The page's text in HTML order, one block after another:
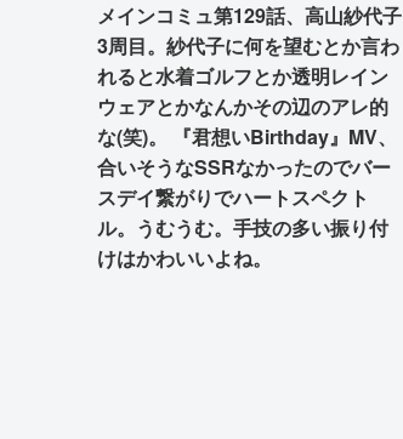
メインコミュ第129話、高山紗代子
3周目。紗代子に何を望むとか言わ
れると水着ゴルフとか透明レイン
ウェアとかなんかその辺のアレ的
な(笑)。 『君想いBirthday』MV、
合いそうなSSRなかったのでバー
スデイ繋がりでハートスペクト
ル。うむうむ。手技の多い振り付
けはかわいいよね。